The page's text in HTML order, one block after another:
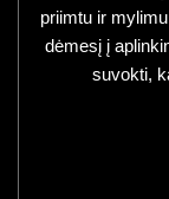
priimtu ir
dėmesį į
suvokti,